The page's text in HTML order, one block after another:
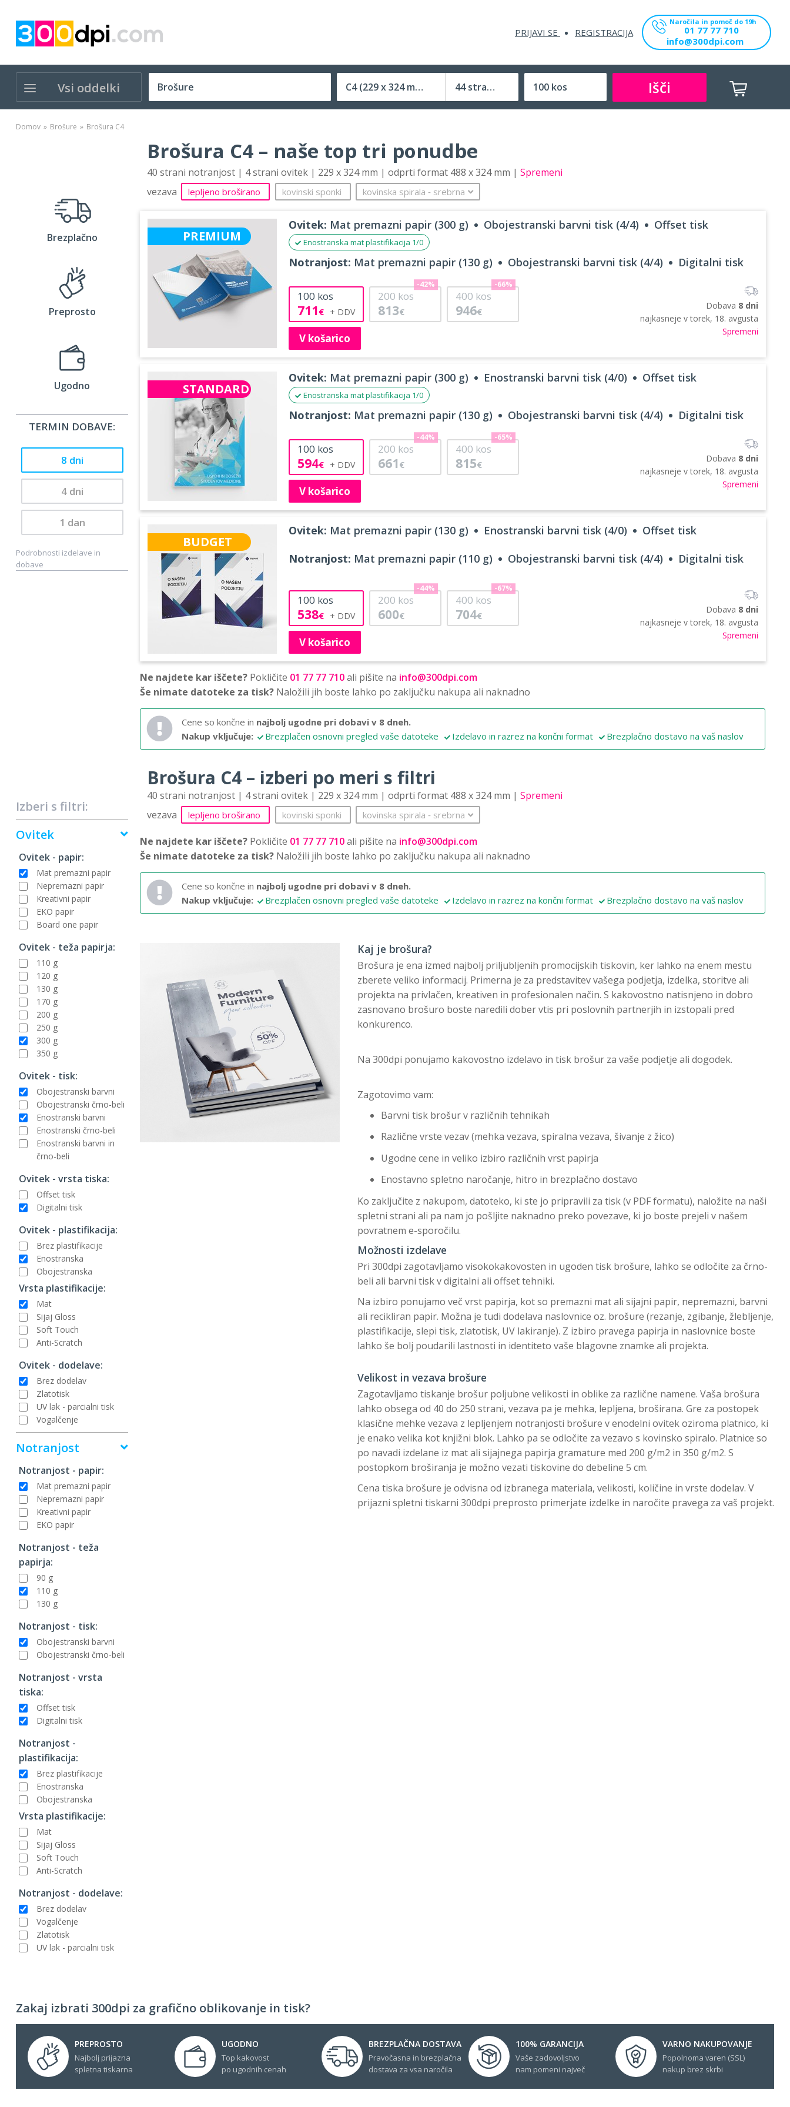
PRIJAVI SE REGISTRACIJA
Naročila in pomoč do 19h
01 77 77 710
info@300dpi.com
Vsi oddelki C4 (229 x 324 mm)
Velikost (zaprte) tiskovine
44 strani Išči
Domov Brošure Brošura C4
Brezplačno
Preprosto
Ugodno
TERMIN DOBAVE:
8 dni
4 dni
1 dan
Podrobnosti izdelave in
dobave
Izberi s filtri:
Ovitek
Ovitek - papir:
Mat premazni papir
Nepremazni papir
Kreativni papir
EKO papir
Board one papir
Ovitek - teža papirja:
110 g
120 g
130 g
170 g
200 g
250 g
300 g
350 g
Ovitek - tisk:
Obojestranski barvni
Obojestranski črno-beli
Enostranski barvni
Enostranski črno-beli
Enostranski barvni in
črno-beli
Ovitek - vrsta tiska:
Offset tisk
Digitalni tisk
Ovitek - plastifikacija:
Brez plastifikacije
Enostranska
Obojestranska
Vrsta plastifikacije:
Mat
Sijaj Gloss
Soft Touch
Anti-Scratch
Ovitek - dodelave:
Brez dodelav
Zlatotisk
UV lak - parcialni tisk
Vogalčenje
Notranjost
Notranjost - papir:
Mat premazni papir
Nepremazni papir
Kreativni papir
EKO papir
Notranjost - teža
papirja:
90 g
110 g
130 g
Notranjost - tisk:
Obojestranski barvni
Obojestranski črno-beli
Notranjost - vrsta
tiska:
Offset tisk
Digitalni tisk
Notranjost -
plastifikacija:
Brez plastifikacije
Enostranska
Obojestranska
Vrsta plastifikacije:
Mat
Sijaj Gloss
Soft Touch
Anti-Scratch
Notranjost - dodelave:
Brez dodelav
Vogalčenje
Zlatotisk
UV lak - parcialni tisk
Brošura C4 – naše top tri ponudbe
40 strani notranjost | 4 strani ovitek | 229 x 324 mm | odprti format 488 x 324 mm | Spremeni
vezava
lepljeno broširano kovinski sponki kovinska spirala ‐ srebrna
PREMIUM
Ovitek: Mat premazni papir (300 g) Obojestranski barvni tisk (4/4) Offset tisk
Enostranska mat plastifikacija 1/0
Notranjost: Mat premazni papir (130 g) Obojestranski barvni tisk (4/4) Digitalni tisk
100 kos
711€
200 kos
813€
-42%
400 kos
946€
-66%
V košarico
Dobava 8 dni
najkasneje vtorek, 18. avgusta
Spremeni
STANDARD
Ovitek: Mat premazni papir (300 g) Enostranski barvni tisk (4/0) Offset tisk
Enostranska mat plastifikacija 1/0
Notranjost: Mat premazni papir (130 g) Obojestranski barvni tisk (4/4) Digitalni tisk
100 kos
594€
200 kos
661 €
-44%
400 kos
815€
-65%
V košarico
Dobava 8 dni
najkasneje vtorek, 18. avgusta
Spremeni
BUDGET
Ovitek: Mat premazni papir (130 g) Enostranski barvni tisk (4/0) Offset tisk
Notranjost: Mat premazni papir (110 g) Obojestranski barvni tisk (4/4) Digitalni tisk
100 kos
538€
200 kos
600€
-44%
400 kos
704€
-67%
V košarico
Dobava 8 dni
najkasneje vtorek, 18. avgusta
Spremeni
Ne najdete kar iščete? Pokličite 01 77 77 710ali pišite na info@300dpi.com
Še nimate datoteke za tisk? Naložili jih boste lahko po zaključku nakupa ali naknadno
Cene so končne in najbolj ugodne pri dobavi v 8 dneh.
Nakup vključuje:
Brezplačen osnovni pregled vaše datoteke Izdelavo in razrez na končni format Brezplačno dostavo na vaš naslov
Brošura C4 – izberi po meri s filtri
40 strani notranjost | 4 strani ovitek | 229 x 324 mm | odprti format 488 x 324 mm | Spremeni
vezava
lepljeno broširano kovinski sponki kovinska spirala ‐ srebrna
Ne najdete kar iščete? Pokličite 01 77 77 710ali pišite na info@300dpi.com
Še nimate datoteke za tisk? Naložili jih boste lahko po zaključku nakupa ali naknadno
Cene so končne in najbolj ugodne pri dobavi v 8 dneh.
Nakup vključuje:
Brezplačen osnovni pregled vaše datoteke Izdelavo in razrez na končni format Brezplačno dostavo na vaš naslov
Kaj je brošura?
Brošura je ena izmed najbolj priljubljenih promocijskih tiskovin, ker lahko na enem mestu
zberete veliko informacij. Primerna je za predstavitev vašega podjetja, izdelka, storitve ali
projekta na privlačen, kreativen in profesionalen način. S kakovostno natisnjeno in dobro
zasnovano brošuro boste naredili dober vtis pri poslovnih partnerjih in izstopali pred
konkurenco.
Na 300dpi ponujamo kakovostno izdelavo in tisk brošur za vaše podjetje ali dogodek.
Zagotovimo vam:
Barvni tisk brošur v različnih tehnikah
Različne vrste vezav (mehka vezava, spiralna vezava, šivanje z žico)
Ugodne cene in veliko izbiro različnih vrst papirja
Enostavno spletno naročanje, hitro in brezplačno dostavo
Ko zaključite z nakupom, datoteko, ki ste jo pripravili za tisk (v PDF formatu), naložite na naši
spletni strani ali pa nam jo pošljite naknadno preko povezave, ki jo boste prejeli v našem
povratnem e-sporočilu.
Možnosti izdelave
Pri 300dpi zagotavljamo visokokakovosten in ugoden tisk brošure, lahko se odločite za črno-
beli ali barvni tisk v digitalni ali offset tehniki.
Na izbiro ponujamo več vrst papirja, kot so premazni mat ali sijajni papir, nepremazni, barvni
ali recikliran papir. Možna je tudi dodelava naslovnice oz. brošure (rezanje, zgibanje, žlebljenje,
plastifikacije, slepi tisk, zlatotisk, UV lakiranje). Z izbiro pravega papirja in naslovnice boste
lahko še bolj poudarili lastnosti in identiteto vaše blagovne znamke ali projekta.
Velikost in vezava brošure
Zagotavljamo tiskanje brošur poljubne velikosti in oblike za različne namene. Vaša brošura
lahko obsega od 40 do 250 strani, vezava pa je mehka, lepljena, broširana. Gre za postopek
klasične mehke vezava z lepljenjem notranjosti brošure v enodelni ovitek oziroma platnico, ki
je enako velika kot knjižni blok. Lahko pa se odločite za vezavo s kovinsko spiralo. Platnice so
po navadi izdelane iz mat ali sijajnega papirja gramature med 200 g/m2 in 350 g/m2. S
postopkom broširanja je možno vezati tiskovine do debeline 5 cm.
Cena tiska brošure je odvisna od izbranega materiala, velikosti, količine in vrste dodelav. V
prijazni spletni tiskarni 300dpi preprosto primerjate izdelke in naročite pravega za vaš projekt.
Zakaj izbrati 300dpi za grafično oblikovanje in tisk?
PREPROSTO
Najbolj prijazna
spletna tiskarna
UGODNO
Top kakovost
po ugodnih cenah
BREZPLAČNA DOSTAVA
Pravočasna in brezplačna
dostava za vsa naročila
100% GARANCIJA
Vaše zadovoljstvo
nam pomeni največ
VARNO NAKUPOVANJE
Popolnoma varen (SSL)
nakup brez skrbi